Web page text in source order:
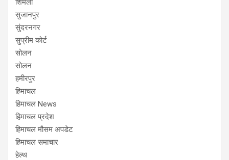
शिमला
सुजानपुर
सुंदरनगर
सुप्रीम कोर्ट
सोलन
सोलन
हमीरपुर
हिमाचल
हिमाचल News
हिमाचल प्रदेश
हिमाचल मौसम अपडेट
हिमाचल समाचार
हेल्थ